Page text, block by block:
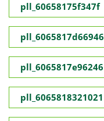
pll_60658175f347f
pll_6065817d66946
pll_6065817e96246
pll_6065818321021